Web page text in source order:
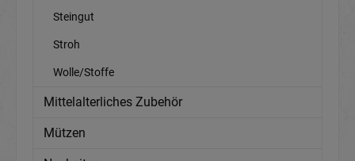
Steingut
Stroh
Wolle/Stoffe
Mittelalterliches Zubehör
Mützen